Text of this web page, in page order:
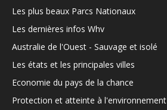
Les plus beaux Parcs Nationaux
Les dernières infos Whv
Australie de l'Ouest - Sauvage et isolé
Les états et les principales villes
Economie du pays de la chance
Protection et atteinte à l'environnement